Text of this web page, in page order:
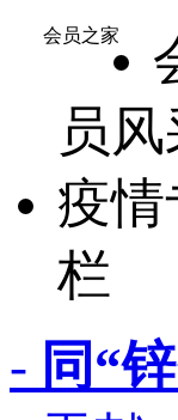
会员之家
员
疫情
栏
- 同“